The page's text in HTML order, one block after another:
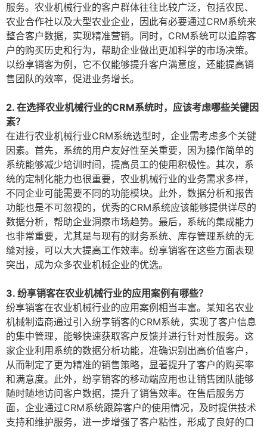
服务。农业机械行业的客户群体往往比较广泛，包括农民、
农业合作社以及大型农业企业，因此有必要通过CRM系统来
整合客户数据，实现精准营销。同时，CRM系统可以追踪客
户的购买历史和行为，帮助企业做出更加科学的市场决策。
以纷享销客为例，它不仅能够提升客户满意度，还能提高销
售团队的效率，促进业务增长。
2. 在选择农业机械行业的CRM系统时，应该考虑哪些关键因
素？
在进行农业机械行业CRM系统选型时，企业需考虑多个关键
因素。首先，系统的用户友好性至关重要，因为操作简单的
系统能够减少培训时间，提高员工的使用积极性。其次，系
统的定制化能力也很重要，农业机械行业的业务需求多样，
不同企业可能需要不同的功能模块。此外，数据分析和报告
功能也是不可忽视的，优秀的CRM系统应该能够提供详尽的
数据分析，帮助企业洞察市场趋势。最后，系统的集成能力
也非常重要，尤其是与现有的财务系统、库存管理系统的无
缝对接，可以大大提高工作效率。纷享销客在这些方面表现
突出，成为众多农业机械企业的优选。
3. 纷享销客在农业机械行业的应用案例有哪些？
纷享销客在农业机械行业的应用案例相当丰富。某知名农业
机械制造商通过引入纷享销客的CRM系统，实现了客户信息
的集中管理，能够快速获取客户反馈并进行针对性服务。这
家企业利用系统的数据分析功能，准确识别出高价值客户，
从而制定了更为精准的销售策略，显著提升了客户的购买率
和满意度。此外，纷享销客的移动端应用也让销售团队能够
随时随地访问客户数据，提升了销售效率。在售后服务方
面，企业通过CRM系统跟踪客户的使用情况，及时提供技术
支持和维护服务，进一步增强了客户粘性，形成了良好的口